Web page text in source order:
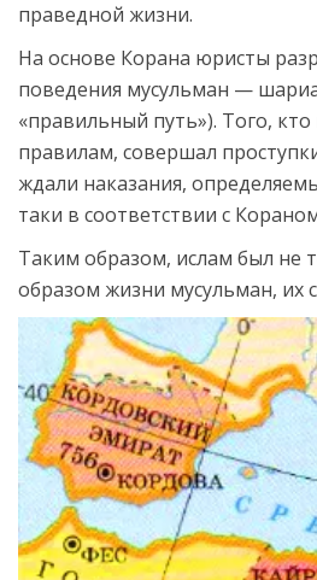
праведной жизни.
На основе Корана юристы
поведения мусульман —
«правильный путь»). Того,
правилам, совершал
ждали наказания,
таки в соответствии с
Таким образом, ислам был не
образом жизни мусульман, их